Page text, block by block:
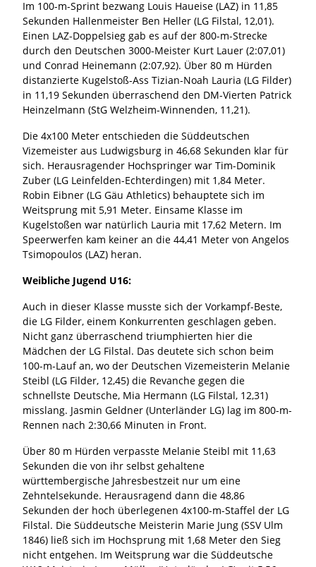
Im 100-m-Sprint bezwang Louis Haueise (LAZ) in 11,85
Sekunden Hallenmeister Ben Heller (LG Filstal, 12,01).
Einen LAZ-Doppelsieg gab es auf der 800-m-Strecke
durch den Deutschen 3000-Meister Kurt Lauer (2:07,01)
und Conrad Heinemann (2:07,92). Über 80 m Hürden
distanzierte Kugelstoß-Ass Tizian-Noah Lauria (LG Filder)
in 11,19 Sekunden überraschend den DM-Vierten Patrick
Heinzelmann (StG Welzheim-Winnenden, 11,21).
Die 4x100 Meter entschieden die Süddeutschen
Vizemeister aus Ludwigsburg in 46,68 Sekunden klar für
sich. Herausragender Hochspringer war Tim-Dominik
Zuber (LG Leinfelden-Echterdingen) mit 1,84 Meter.
Robin Eibner (LG Gäu Athletics) behauptete sich im
Weitsprung mit 5,91 Meter. Einsame Klasse im
Kugelstoßen war natürlich Lauria mit 17,62 Metern. Im
Speerwerfen kam keiner an die 44,41 Meter von Angelos
Tsimopoulos (LAZ) heran.
Weibliche Jugend U16:
Auch in dieser Klasse musste sich der Vorkampf-Beste,
die LG Filder, einem Konkurrenten geschlagen geben.
Nicht ganz überraschend triumphierten hier die
Mädchen der LG Filstal. Das deutete sich schon beim
100-m-Lauf an, wo der Deutschen Vizemeisterin Melanie
Steibl (LG Filder, 12,45) die Revanche gegen die
schnellste Deutsche, Mia Hermann (LG Filstal, 12,31)
misslang. Jasmin Geldner (Unterländer LG) lag im 800-m-
Rennen nach 2:30,66 Minuten in Front.
Über 80 m Hürden verpasste Melanie Steibl mit 11,63
Sekunden die von ihr selbst gehaltene
württembergische Jahresbestzeit nur um eine
Zehntelsekunde. Herausragend dann die 48,86
Sekunden der hoch überlegenen 4x100-m-Staffel der LG
Filstal. Die Süddeutsche Meisterin Marie Jung (SSV Ulm
1846) ließ sich im Hochsprung mit 1,68 Meter den Sieg
nicht entgehen. Im Weitsprung war die Süddeutsche